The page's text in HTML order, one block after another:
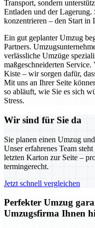
Transport, sondern
Entladen und der
konzentrieren – den Start in
Ein gut geplanter Umzug
Partners.
verlässliche Umzüge
maßgeschneiderten
Kiste – wir sorgen dafür,
Mit uns an Ihrer Seite
so abläuft, wie Sie es sich
Stress.
Wir sind für Sie da
Sie planen einen Umzug
Unser erfahrenes Team
letzten Karton zur Seite –
termingerecht.
Jetzt schnell vergleichen
Perfekter Umzug
Umzugsfirma Ihnen